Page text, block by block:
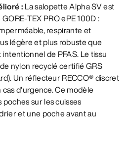
: La salopette Alpha SV est
TEX PRO ePE 100D :
respirante et
légère et plus robuste que
de PFAS. Le tissu
nylon recyclé certifié GRS
Un réflecteur RECCO® discret
d’urgence. Ce modèle
sur les cuisses
et une poche avant au